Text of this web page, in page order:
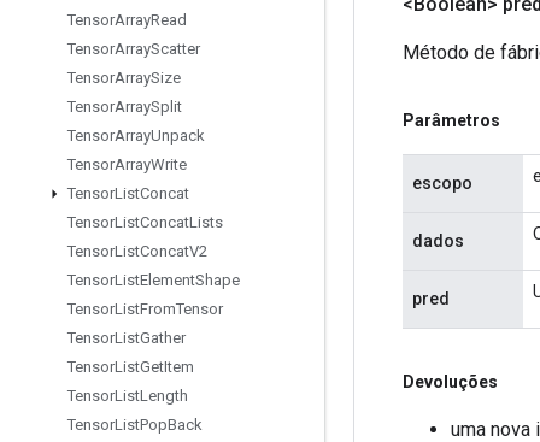
TensorArrayRead
TensorArrayScatter
TensorArraySize
TensorArraySplit
TensorArrayUnpack
TensorArrayWrite
TensorListConcat
TensorListConcatLists
TensorListConcatV2
TensorListElementShape
TensorListFromTensor
TensorListGather
TensorListGetItem
TensorListLength
TensorListPopBack
Método de
Parâmetros
escopo
dados
pred
Devoluções
uma nova